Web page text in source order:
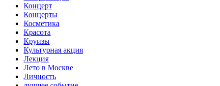
Концерт
Концерты
Косметика
Красота
Круизы
Культурная акция
Лекция
Лето в Москве
Личность